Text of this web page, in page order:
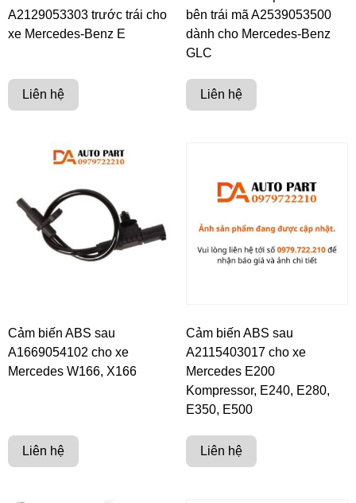
A2129053303 trước trái cho
xe Mercedes-Benz E
Liên hệ
bên trái mã A2539053500
dành cho Mercedes-Benz
GLC
Liên hệ
Cảm biến ABS sau
A1669054102 cho xe
Mercedes W166, X166
Liên hệ
Cảm biến ABS sau
A2115403017 cho xe
Mercedes E200
Kompressor, E240, E280,
E350, E500
Liên hệ